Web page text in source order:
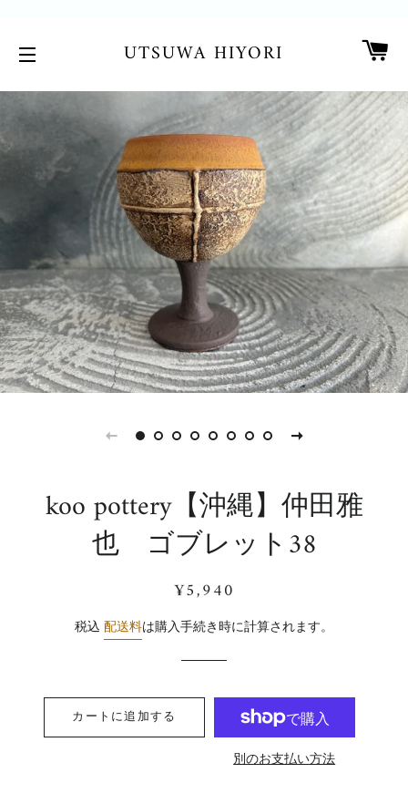
UTSUWA HIYORI
koo pottery【沖縄】仲田雅
也 ゴブレット38
通
価
販
価
¥5,940
税込 配送料は購入手続き時に計算されます。
カートに追加する
別のお支払い方法